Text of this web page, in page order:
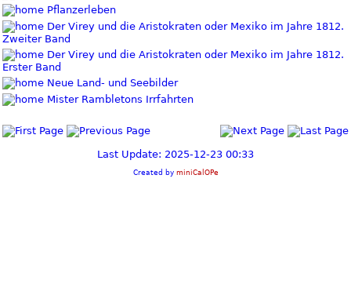
Pflanzerleben
Der Virey und die Aristokraten oder Mexiko im Jahre 1812.
Zweiter Band
Der Virey und die Aristokraten oder Mexiko im Jahre 1812.
Erster Band
Neue Land- und Seebilder
Mister Rambletons Irrfahrten
Last Update: 2025-12-23 00:33
Created by miniCalOPe